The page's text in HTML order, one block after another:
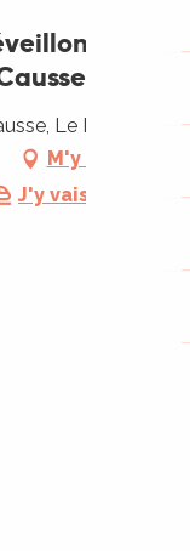
du
Le Bourg,
M'y rendre
J'y vais en train !